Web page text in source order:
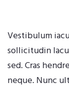
Vestibulum
sollicitudin
sed. Cras
neque. Nunc